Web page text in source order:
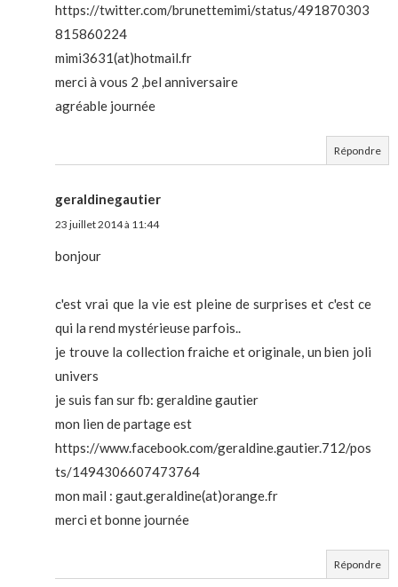
https://twitter.com/brunettemimi/status/491870303
815860224
mimi3631(at)hotmail.fr
merci à vous 2 ,bel anniversaire
agréable journée
Répondre
geraldinegautier
23 juillet 2014 à 11:44
bonjour
c'est vrai que la vie est pleine de surprises et c'est ce
qui la rend mystérieuse parfois..
je trouve la collection fraiche et originale, un bien joli
univers
je suis fan sur fb: geraldine gautier
mon lien de partage est
https://www.facebook.com/geraldine.gautier.712/pos
ts/1494306607473764
mon mail : gaut.geraldine(at)orange.fr
merci et bonne journée
Répondre